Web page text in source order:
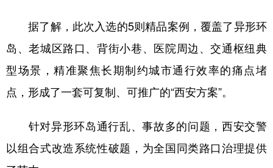
据了解，此次入选的5则精品案例，覆盖了异形环
岛、老城区路口、背街小巷、医院周边、交通枢纽典
型场景，精准聚焦长期制约城市通行效率的痛点堵
点，形成了一套可复制、可推广的“西安方案”。
针对异形环岛通行乱、事故多的问题，西安交警
以组合式改造系统性破题，为全国同类路口治理提供